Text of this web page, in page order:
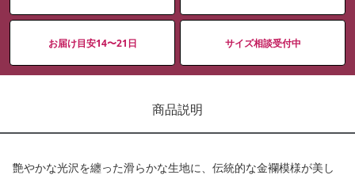
お届け目安14〜21日 サイズ相談受付中
商品説明
艶やかな光沢を纏った滑らかな生地に、伝統的な金襴模様が美し